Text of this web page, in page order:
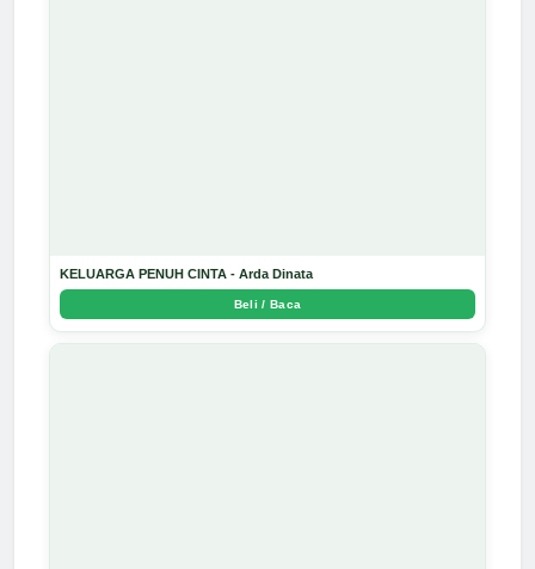
KELUARGA PENUH CINTA - Arda Dinata
Beli / Baca